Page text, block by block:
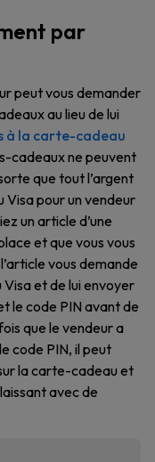
par
peut vous demander
au lieu de lui
à la carte-cadeau
cadeaux ne peuvent
que tout l’argent
pour un vendeur
un article d’une
et que vous vous
vous demande
et de lui envoyer
le code PIN avant de
que le vendeur a
code PIN, il peut
la carte-cadeau et
avec de